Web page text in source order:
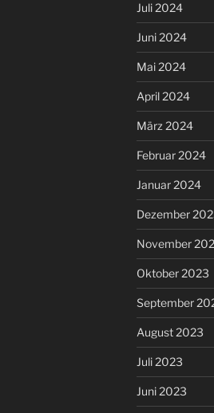
Juli 2024
Juni 2024
Mai 2024
April 2024
März 2024
Februar 2024
Januar 2024
Dezember
November
Oktober 2023
September
August 2023
Juli 2023
Juni 2023